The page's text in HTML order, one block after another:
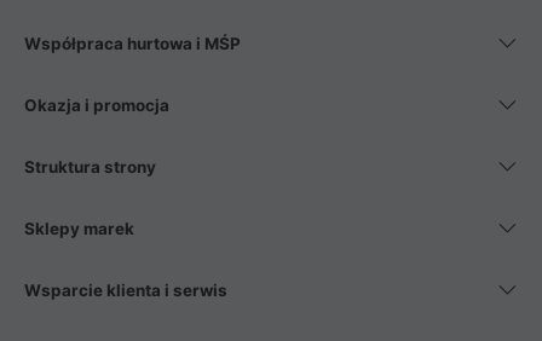
Współpraca hurtowa i MŚP
Okazja i promocja
Struktura strony
Sklepy marek
Wsparcie klienta i serwis